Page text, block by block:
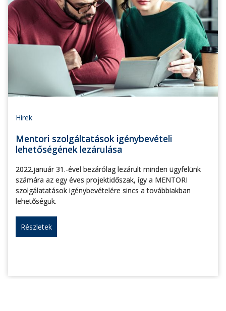
Hírek
Mentori szolgáltatások igénybevételi
lehetőségének lezárulása
2022.január 31.-ével bezárólag lezárult minden ügyfelünk
számára az egy éves projektidőszak, így a MENTORI
szolgálatatások igénybevételére sincs a továbbiakban
lehetőségük.
Részletek